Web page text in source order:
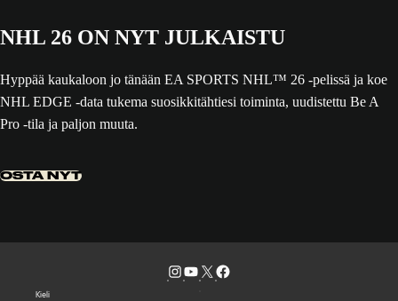
NHL 26 ON NYT JULKAISTU
Hyppää kaukaloon jo tänään EA SPORTS NHL™ 26 -pelissä ja koe
NHL EDGE -data tukema suosikkitähtiesi toiminta, uudistettu Be A
Pro -tila ja paljon muuta.
OSTA NYT
Kieli